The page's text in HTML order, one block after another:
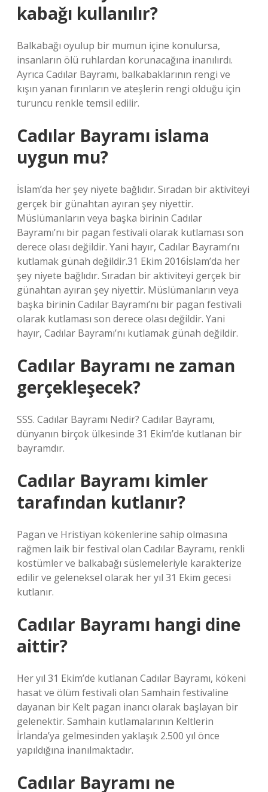
kabağı kullanılır?
Balkabağı oyulup bir mumun içine konulursa,
insanların ölü ruhlardan korunacağına inanılırdı.
Ayrıca Cadılar Bayramı, balkabaklarının rengi ve
kışın yanan fırınların ve ateşlerin rengi olduğu için
turuncu renkle temsil edilir.
Cadılar Bayramı islama
uygun mu?
İslam’da her şey niyete bağlıdır. Sıradan bir aktiviteyi
gerçek bir günahtan ayıran şey niyettir.
Müslümanların veya başka birinin Cadılar
Bayramı’nı bir pagan festivali olarak kutlaması son
derece olası değildir. Yani hayır, Cadılar Bayramı’nı
kutlamak günah değildir.31 Ekim 2016İslam’da her
şey niyete bağlıdır. Sıradan bir aktiviteyi gerçek bir
günahtan ayıran şey niyettir. Müslümanların veya
başka birinin Cadılar Bayramı’nı bir pagan festivali
olarak kutlaması son derece olası değildir. Yani
hayır, Cadılar Bayramı’nı kutlamak günah değildir.
Cadılar Bayramı ne zaman
gerçekleşecek?
SSS. Cadılar Bayramı Nedir? Cadılar Bayramı,
dünyanın birçok ülkesinde 31 Ekim’de kutlanan bir
bayramdır.
Cadılar Bayramı kimler
tarafından kutlanır?
Pagan ve Hristiyan kökenlerine sahip olmasına
rağmen laik bir festival olan Cadılar Bayramı, renkli
kostümler ve balkabağı süslemeleriyle karakterize
edilir ve geleneksel olarak her yıl 31 Ekim gecesi
kutlanır.
Cadılar Bayramı hangi dine
aittir?
Her yıl 31 Ekim’de kutlanan Cadılar Bayramı, kökeni
hasat ve ölüm festivali olan Samhain festivaline
dayanan bir Kelt pagan inancı olarak başlayan bir
gelenektir. Samhain kutlamalarının Keltlerin
İrlanda’ya gelmesinden yaklaşık 2.500 yıl önce
yapıldığına inanılmaktadır.
Cadılar Bayramı ne